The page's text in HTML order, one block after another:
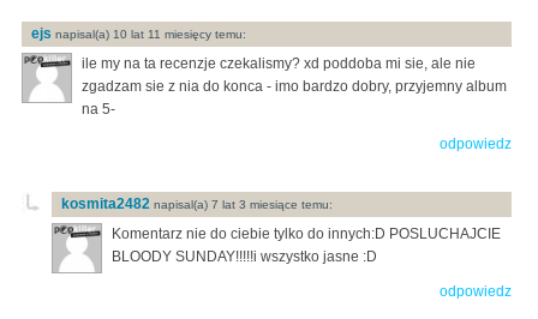
ejs napisal(a) 10 lat 11 miesięcy temu:
ile my na ta recenzje czekalismy? xd poddoba mi sie, ale nie
zgadzam sie z nia do konca - imo bardzo dobry, przyjemny album
na 5-
odpowiedz
kosmita2482 napisal(a) 7 lat 3 miesiące temu:
Komentarz nie do ciebie tylko do innych:D POSLUCHAJCIE
BLOODY SUNDAY!!!!!i wszystko jasne :D
odpowiedz